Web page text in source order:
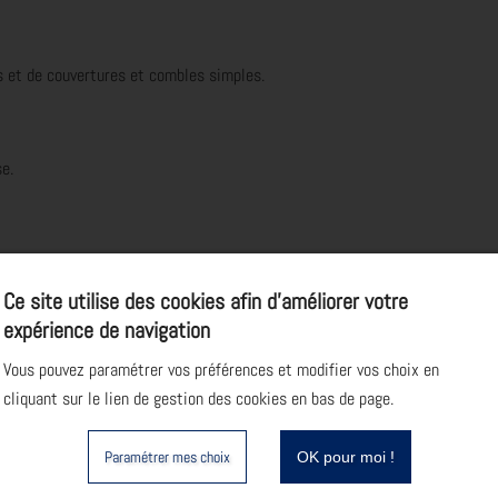
de couvertures et combles simples.
et vidéoprojecteurs. Apports théoriques et remise de supports
exercices en salle et application des connaissances en atelier.
Ce site utilise des cookies afin d’améliorer votre
expérience de navigation
Vous pouvez paramétrer vos préférences et modifier vos choix en
cliquant sur le lien de gestion des cookies en bas de page.
Paramétrer mes choix OK pour moi !